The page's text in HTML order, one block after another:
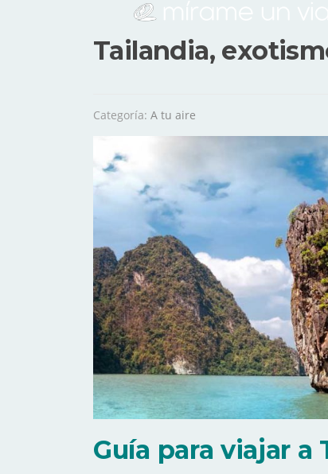
Tailandia,
Categoría: A tu aire
Guía para viajar a